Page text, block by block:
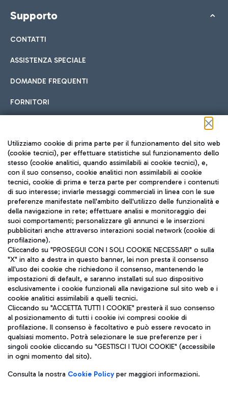
Supporto
CONTATTI
ASSISTENZA SPECIALE
DOMANDE FREQUENTI
FORNITORI
Seguici sui social
TRAVEL JOURNAL
ITA
Aeroporti di Roma S.p.A. - Società soggetta a direzione e
coordinamento di Mundys S.p.A.
Codice fiscale e Registro delle Imprese di Roma 13032990155 P.
IVA 06572251004
Capitale sociale 62.224.743,00 int. vers.
Sede legale: Via Pier Paolo Racchetti 1 - 00054 Fiumicino (RM)
telefono +39 06 65951
Privacy policy
Note legali
Utilizziamo cookie di prima parte per il funzionamento del sito web
(cookie tecnici), per effettuare statistiche sul funzionamento dello
stesso (cookie analitici, quando assimilabili ai cookie tecnici), e,
con il suo consenso, cookie analitici non assimilabili ai cookie
tecnici, cookie di prima e terza parte per comprendere i contenuti
di suo interesse; inviarle messaggi commerciali in linea con le sue
preferenze manifestate nell'ambito dell'utilizzo delle funzionalità e
della navigazione in rete; effettuare analisi e monitoraggio dei
suoi comportamenti; personalizzare gli annunci e le inserzioni
pubblicitari anche attraverso interazioni social network (cookie di
profilazione).
Cliccando su "PROSEGUI CON I SOLI COOKIE NECESSARI" o sulla
"X" in alto a destra in questo banner, lei non presta il consenso
all'uso dei cookie che richiedono il consenso, mantenendo le
impostazioni di default, e saranno installati sul suo dispositivo
esclusivamente i cookie funzionali alla navigazione sul sito web e i
cookie analitici assimilabili a quelli tecnici.
Cliccando su "ACCETTA TUTTI I COOKIE" presterà il suo consenso
al posizionamento di tutti i cookie ivi compresi cookie di
profilazione. Il consenso è facoltativo e può essere revocato in
qualsiasi momento. Potrà selezionare le sue preferenze per i
singoli cookie cliccando su "GESTISCI I TUOI COOKIE" (accessibile
in ogni momento dal sito).
Consulta la nostra Cookie Policyper maggiori informazioni.